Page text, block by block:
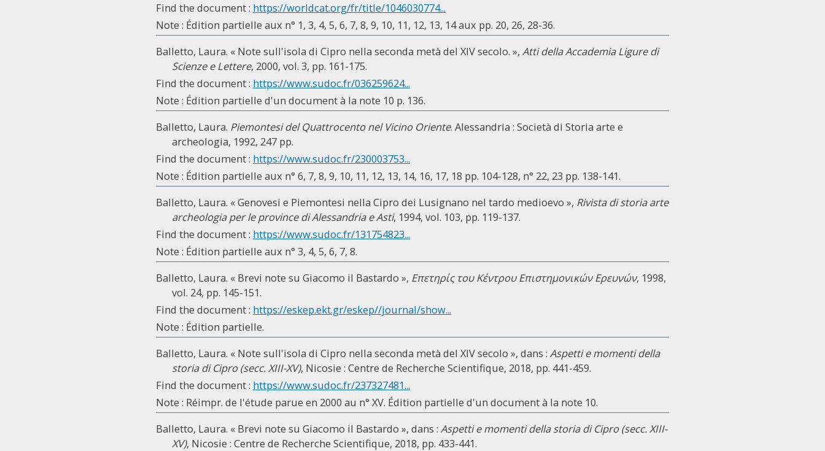
Find the document : https://worldcat.org/fr/title/1046030774...
Note : Édition partielle aux n° 1, 3, 4, 5, 6, 7, 8, 9, 10, 11, 12, 13, 14 aux pp. 20, 26, 28-36.
Balletto, Laura. « Note sull'isola di Cipro nella seconda metà del XIV secolo. », Atti della Accademia Ligure di
Scienze e Lettere, 2000, vol. 3, pp. 161-175.
Find the document : https://www.sudoc.fr/036259624...
Note : Édition partielle d'un document à la note 10 p. 136.
Balletto, Laura. Piemontesi del Quattrocento nel Vicino Oriente. Alessandria : Società di Storia arte e
archeologia, 1992, 247 pp.
Find the document : https://www.sudoc.fr/230003753...
Note : Édition partielle aux n° 6, 7, 8, 9, 10, 11, 12, 13, 14, 16, 17, 18 pp. 104-128, n° 22, 23 pp. 138-141.
Balletto, Laura. « Genovesi e Piemontesi nella Cipro dei Lusignano nel tardo medioevo », Rivista di storia arte
archeologia per le province di Alessandria e Asti, 1994, vol. 103, pp. 119-137.
Find the document : https://www.sudoc.fr/131754823...
Note : Édition partielle aux n° 3, 4, 5, 6, 7, 8.
Balletto, Laura. « Brevi note su Giacomo il Bastardo », Επετηρίς του Κέντρου Επιστημονικών Ερευνών, 1998,
vol. 24, pp. 145-151.
Find the document : https://eskep.ekt.gr/eskep//journal/show...
Note : Édition partielle.
Balletto, Laura. « Note sull'isola di Cipro nella seconda metà del XIV secolo », dans : Aspetti e momenti della
storia di Cipro (secc. XIII-XV), Nicosie : Centre de Recherche Scientifique, 2018, pp. 441-459.
Find the document : https://www.sudoc.fr/237327481...
Note : Réimpr. de l'étude parue en 2000 au n° XV. Édition partielle d'un document à la note 10.
Balletto, Laura. « Brevi note su Giacomo il Bastardo », dans : Aspetti e momenti della storia di Cipro (secc. XIII-
XV), Nicosie : Centre de Recherche Scientifique, 2018, pp. 433-441.